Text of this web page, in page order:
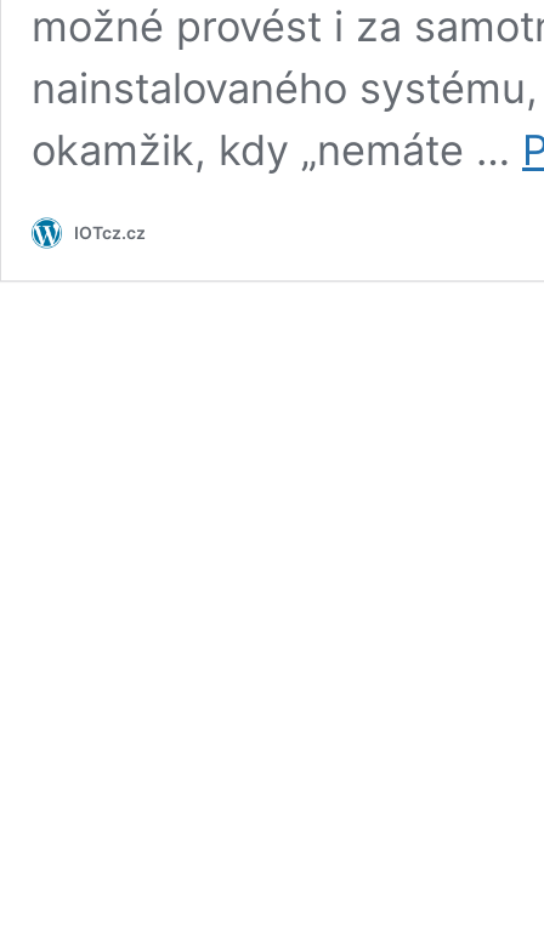
možné provést i za
nainstalovaného
okamžik, kdy „nemáte …
IOTcz.cz